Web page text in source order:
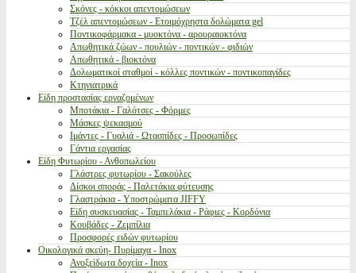
Σκόνες - κόκκοι απεντομώσεων
Τζέλ απεντομώσεων - Ετοιμόχρηστα δολώματα gel
Ποντικοφάρμακα - μυοκτόνα - αρουραιοκτόνα
Απωθητικά ζώων - πουλιών - ποντικών - φιδιών
Απωθητικά - βιοκτόνα
Δολωματικοί σταθμοί - κόλλες ποντικών - ποντικοπαγίδες
Κτηνιατρικά
Είδη προστασίας εργαζομένων
Μποτάκια - Γαλότσες - Φόρμες
Μάσκες ψεκασμού
Ιμάντες - Γυαλιά - Ωτασπίδες - Προσωπίδες
Γάντια εργασίας
Είδη Φυτωρίου - Ανθοπωλείου
Γλάστρες φυτωρίου - Σακούλες
Δίσκοι σποράς - Παλετάκια φύτευσης
Γλαστράκια - Υποστρώματα JIFFY
Είδη συσκευασίας - Ταμπελάκια - Ράφιες - Κορδόνια
Κουβάδες - Ζεμπίλια
Προσφορές ειδών φυτωρίου
Οικολογικά σκεύη- Πυρίμαχα - Inox
Ανοξείδωτα δοχεία - Inox